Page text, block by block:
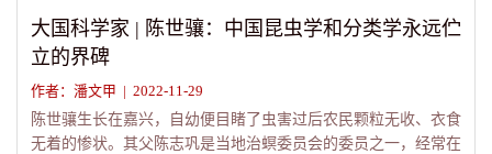
大国科学家 | 陈世骧：中国昆虫学和分类学永远伫
立的界碑
作者：潘文甲 | 2022-11-29
陈世骧生长在嘉兴，自幼便目睹了虫害过后农民颗粒无收、衣食
无着的惨状。其父陈志巩是当地治螟委员会的委员之一，经常在